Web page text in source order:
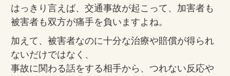
はっきり言えば、交通事故が起こって、加害者も
被害者も双方が痛手を負いますよね。
加えて、被害者なのに十分な治療や賠償が得られ
ないだけではなく、
事故に関わる話をする相手から、つれない反応や